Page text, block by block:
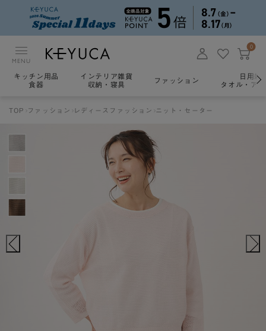
MENU
0
キッチン用品
食器
インテリア雑貨
収納・寝具
ファッション
日用雑
タオル・ア
TOP ファッション レディースファッション ニット・セーター